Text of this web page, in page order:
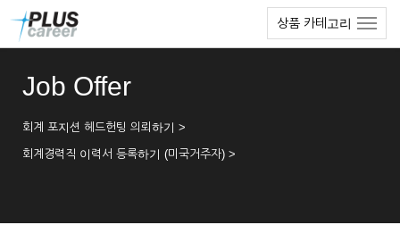
상품 카테고리
Job Offer
회계 포지션 헤드헌팅 의뢰하기 >
회계경력직 이력서 등록하기 (미국거주자) >